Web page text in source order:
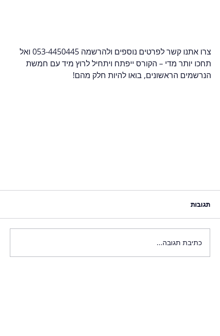
צרו אתנו קשר לפרטים נוספים ולהרשמה 053-4450445 ואל
תחכו יותר מדי – הקורס ייפתח ויתחיל לרוץ מיד עם חמשת
הנרשמים הראשונים, בואו להיות חלק מהם!
תגובות
כתיבת תגובה...